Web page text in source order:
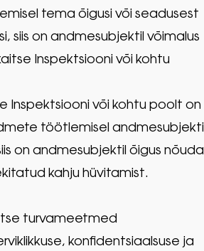
tema õigusi või seadusest
siis on andmesubjektil võimalus
Inspektsiooni või kohtu
Inspektsiooni või kohtu poolt on
töötlemisel andmesubjekti
on andmesubjektil õigus nõuda
kahju hüvitamist.
turvameetmed
konfidentsiaalsuse ja